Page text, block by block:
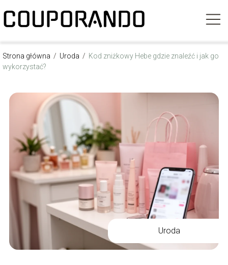
Strona główna / Uroda / Kod zniżkowy Hebe gdzie znaleźć i jak go
wykorzystać?
Uroda